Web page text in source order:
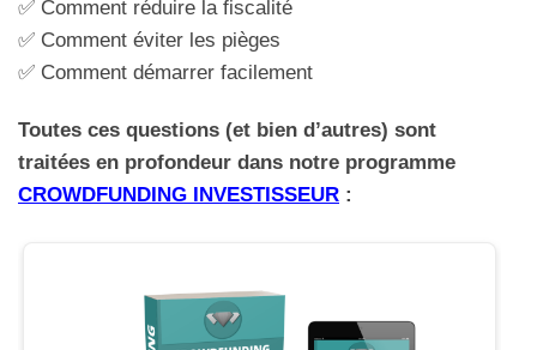
✅ Comment réduire la fiscalité
✅ Comment éviter les pièges
✅ Comment démarrer facilement
Toutes ces questions (et bien d’autres) sont
traitées en profondeur dans notre programme
CROWDFUNDING INVESTISSEUR :